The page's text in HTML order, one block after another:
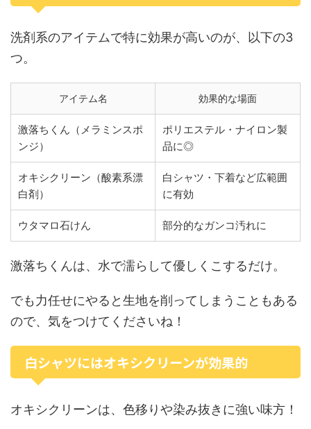
洗剤系のアイテムで特に効果が高いのが、以下の3
つ。
アイテム名 効果的な場面
激落ちくん（メラミンスポ
ンジ）
ポリエステル・ナイロン製
品に◎
オキシクリーン（酸素系漂
白剤）
白シャツ・下着など広範囲
に有効
ウタマロ石けん 部分的なガンコ汚れに
激落ちくんは、水で濡らして優しくこするだけ。
でも力任せにやると生地を削ってしまうこともある
ので、気をつけてくださいね！
白シャツにはオキシクリーンが効果的
オキシクリーンは、色移りや染み抜きに強い味方！